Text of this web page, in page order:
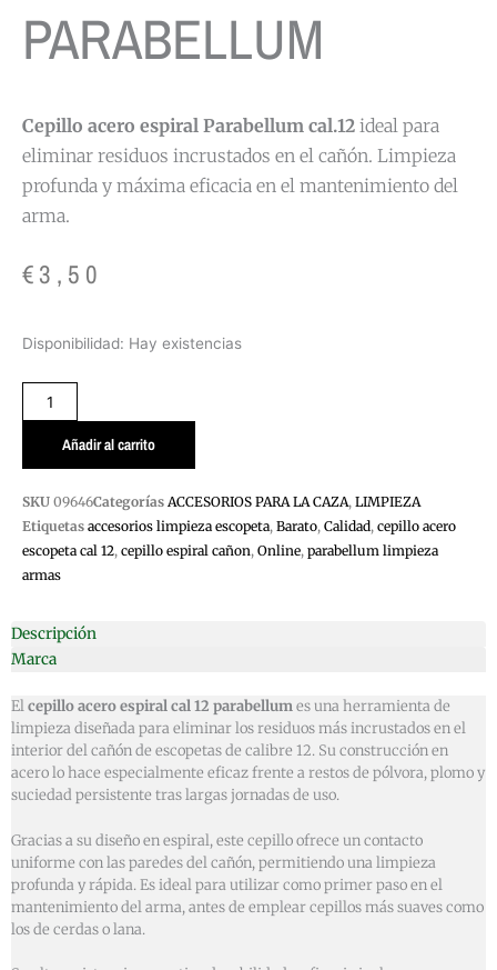
PARABELLUM
Cepillo acero espiral Parabellum cal.12 ideal para
eliminar residuos incrustados en el cañón. Limpieza
profunda y máxima eficacia en el mantenimiento del
arma.
€3,50
Disponibilidad: Hay existencias
CEPILLO
CAL.12
PARABELLUM
cantidad
Añadir al carrito
SKU 09646Categorías ACCESORIOS PARA LA CAZA, LIMPIEZA
Etiquetas accesorios limpieza escopeta, Barato, Calidad, cepillo acero
escopeta cal 12, cepillo espiral cañon, Online, parabellum limpieza
armas
Descripción
Marca
Elcepillo acero espiral cal 12 parabellumes una herramienta de
limpieza diseñada para eliminar los residuos más incrustados en el
interior del cañón de escopetas de calibre 12. Su construcción en
acero lo hace especialmente eficaz frente a restos de pólvora, plomo y
suciedad persistente tras largas jornadas de uso.
Gracias a su diseño en espiral, este cepillo ofrece un contacto
uniforme con las paredes del cañón, permitiendo una limpieza
profunda y rápida. Es ideal para utilizar como primer paso en el
mantenimiento del arma, antes de emplear cepillos más suaves como
los de cerdas o lana.